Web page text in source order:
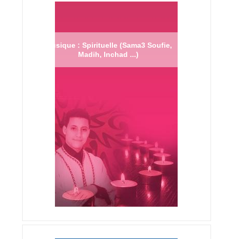
Musique : Spirituelle (Sama3 Soufie,
Madih, Inchad ...)